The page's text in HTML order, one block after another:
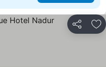
Partilhar